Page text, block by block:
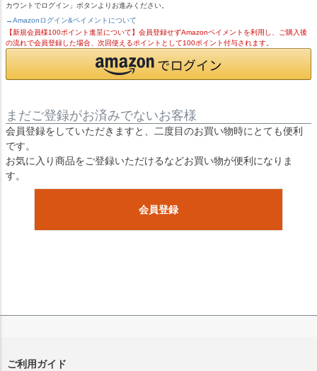
カウントでログイン」ボタンよりお進みください。
→Amazonログイン&ペイメントについて
【新規会員様100ポイント進呈について】会員登録せずAmazonペイメントを利用し、ご購入後
の流れで会員登録した場合、次回使えるポイントとして100ポイント付与されます。
まだご登録がお済みでないお客様
会員登録をしていただきますと、二度目のお買い物時にとても便利
です。
お気に入り商品をご登録いただけるなどお買い物が便利になりま
す。
会員登録
ご利用ガイド